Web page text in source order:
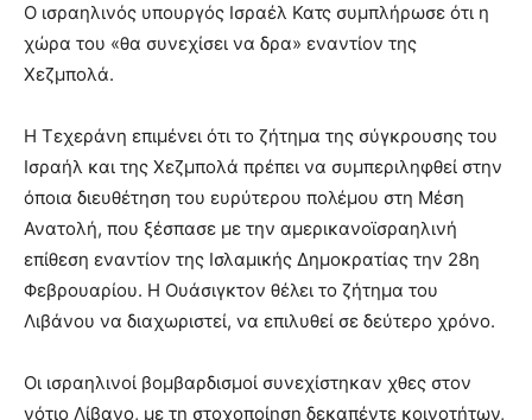
Ο ισραηλινός υπουργός Ισραέλ Κατς συμπλήρωσε ότι η
χώρα του «θα συνεχίσει να δρα» εναντίον της
Χεζμπολά.
Η Τεχεράνη επιμένει ότι το ζήτημα της σύγκρουσης του
Ισραήλ και της Χεζμπολά πρέπει να συμπεριληφθεί στην
όποια διευθέτηση του ευρύτερου πολέμου στη Μέση
Ανατολή, που ξέσπασε με την αμερικανοϊσραηλινή
επίθεση εναντίον της Ισλαμικής Δημοκρατίας την 28η
Φεβρουαρίου. Η Ουάσιγκτον θέλει το ζήτημα του
Λιβάνου να διαχωριστεί, να επιλυθεί σε δεύτερο χρόνο.
Οι ισραηλινοί βομβαρδισμοί συνεχίστηκαν χθες στον
νότιο Λίβανο, με τη στοχοποίηση δεκαπέντε κοινοτήτων,